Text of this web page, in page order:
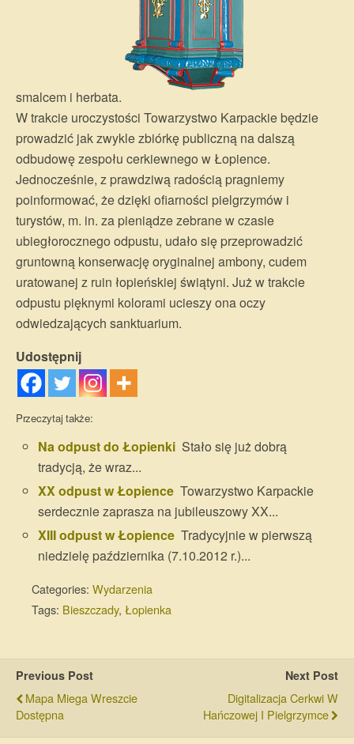
smalcem i herbata.
W trakcie uroczystości Towarzystwo Karpackie będzie
prowadzić jak zwykle zbiórkę publiczną na dalszą
odbudowę zespołu cerkiewnego w Łopience.
Jednocześnie, z prawdziwą radością pragniemy
poinformować, że dzięki ofiarności pielgrzymów i
turystów, m. in. za pieniądze zebrane w czasie
ubiegłorocznego odpustu, udało się przeprowadzić
gruntowną konserwację oryginalnej ambony, cudem
uratowanej z ruin łopieńskiej świątyni. Już w trakcie
odpustu pięknymi kolorami ucieszy ona oczy
odwiedzających sanktuarium.
Udostępnij
Przeczytaj także:
Na odpust do Łopienki Stało się już dobrą
tradycją, że wraz...
XX odpust w Łopience Towarzystwo Karpackie
serdecznie zaprasza na jubileuszowy XX...
XIII odpust w Łopience Tradycyjnie w pierwszą
niedzielę października (7.10.2012 r.)...
Categories: Wydarzenia
Tags: Bieszczady, Łopienka
Previous Post
Mapa Miega Wreszcie
Dostępna
Next Post
Digitalizacja Cerkwi W
Hańczowej I Pielgrzymce